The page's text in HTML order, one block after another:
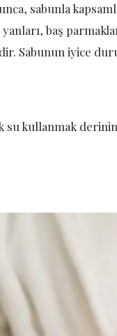
sabunla
baş
Sabunun iyice
su kullanmak